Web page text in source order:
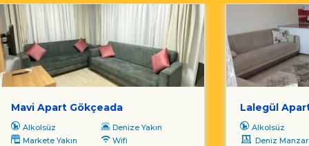
Mavi Apart Gökçeada
Alkolsüz
Denize Yakın
Markete Yakın
Wifi
Lalegül
Alkolsüz
Deniz